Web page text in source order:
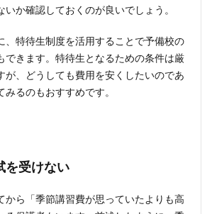
か確認しておくのが良いでしょう。
、特待生制度を活用することで予備校の
できます。特待生となるための条件は厳
が、どうしても費用を安くしたいのであ
るのもおすすめです。
を受けない
から「季節講習費が思っていたよりも高